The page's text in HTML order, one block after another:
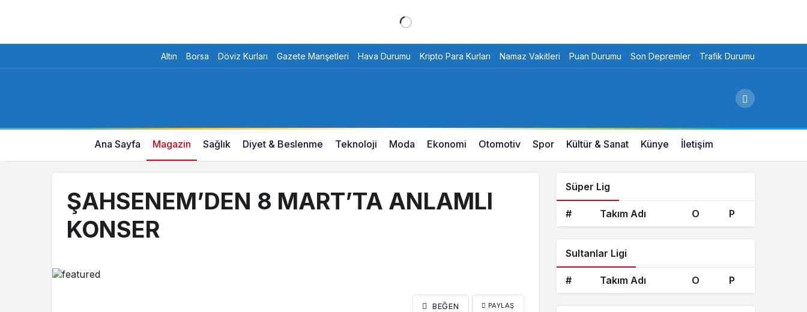
Altın Borsa Döviz Kurları Gazete Manşetleri Hava Durumu Kripto Para Kurları Namaz Vakitleri Puan Durumu Son Depremler Trafik Durumu
Ana Sayfa Magazin Sağlık Diyet & Beslenme Teknoloji Moda Ekonomi Otomotiv Spor Kültür & Sanat Künye İletişim
ŞAHSENEM’DEN 8 MART’TA ANLAMLI
KONSER
BEĞEN PAYLAŞ
Süper Lig
# Takım Adı O P
Sultanlar Ligi
# Takım Adı O P